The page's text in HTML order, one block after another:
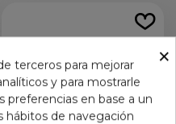
×
terceros para mejorar
y para mostrarle
preferencias en base a un
hábitos de navegación